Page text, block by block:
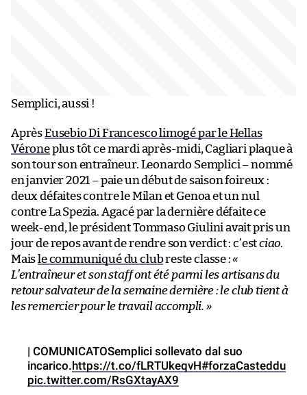
Semplici, aussi !
AprèsEusebio Di Francesco limogé par le Hellas
Véroneplus tôt ce mardi après-midi, Cagliari plaque à
son tour son entraîneur. Leonardo Semplici – nommé
en janvier 2021 – paie un début de saison foireux :
deux défaites contre le Milan et Genoa et un nul
contre La Spezia. Agacé par la dernière défaite ce
week-end, le président Tommaso Giulini avait pris un
jour de repos avant de rendre son verdict : c’estciao.
Mais le communiqué du clubreste classe :«
L’entraîneur et son staff ont été parmi les artisans du
retour salvateur de la semaine dernière : le club tient à
les remercier pour le travail accompli. »
| COMUNICATOSemplici sollevato dal suo
incarico.https://t.co/fLRTUkeqvH#forzaCasteddu
pic.twitter.com/RsGXtayAX9